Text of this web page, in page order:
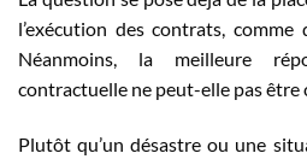
l’exécution des contrats,
Néanmoins, la meilleure
contractuelle ne peut-elle pas être
Plutôt qu’un désastre ou une